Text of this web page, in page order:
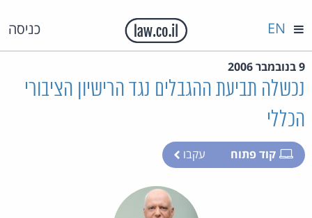
כניסה EN
9 בנובמבר 2006
נכשלה תביעת ההגבלים נגד הרישיון הציבורי
הכללי
קוד פתוח עקבו